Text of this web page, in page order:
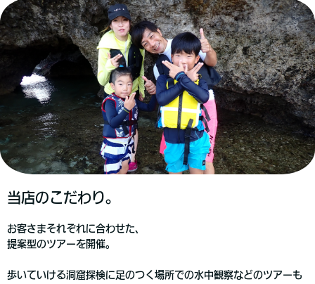
当店のこだわり。
お客さまそれぞれに合わせた、
提案型のツアーを開催。
歩いていける洞窟探検に足のつく場所での水中観察などのツアーも